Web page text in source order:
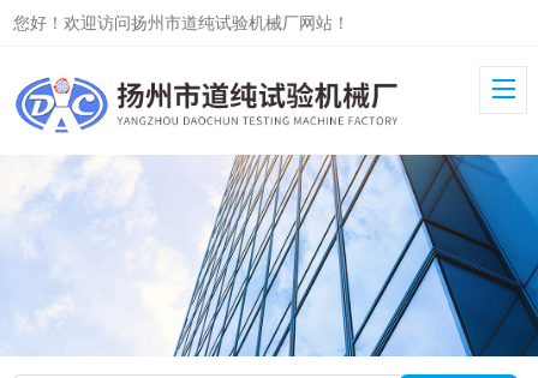
您好！欢迎访问扬州市道纯试验机械厂网站！